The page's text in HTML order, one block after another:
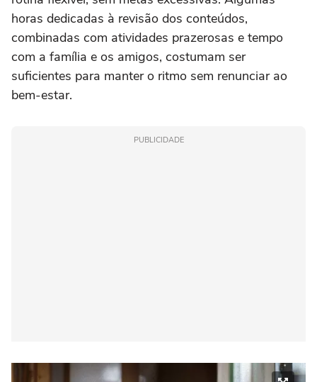
horas dedicadas à revisão dos conteúdos,
combinadas com atividades prazerosas e tempo
com a família e os amigos, costumam ser
suficientes para manter o ritmo sem renunciar ao
bem-estar.
PUBLICIDADE